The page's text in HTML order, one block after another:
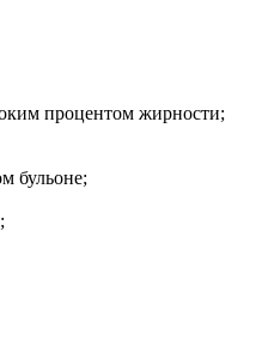
процентом жирности;
бульоне;